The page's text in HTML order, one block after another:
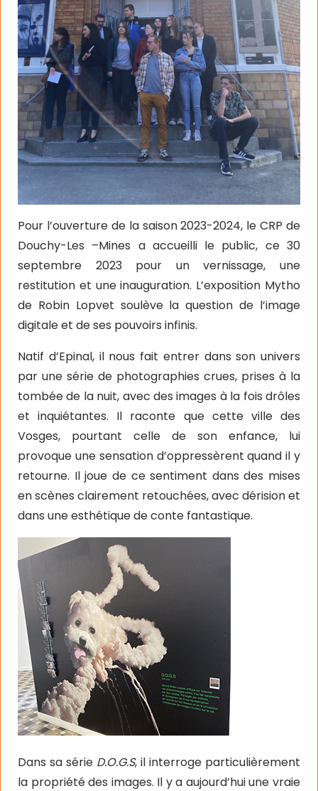
Pour l’ouverture de la saison 2023-2024, le CRP de
Douchy-Les –Mines a accueilli le public, ce 30
septembre 2023 pour un vernissage, une
restitution et une inauguration. L’exposition Mytho
de Robin Lopvet soulève la question de l’image
digitale et de ses pouvoirs infinis.
Natif d’Epinal, il nous fait entrer dans son univers
par une série de photographies crues, prises à la
tombée de la nuit, avec des images à la fois drôles
et inquiétantes. Il raconte que cette ville des
Vosges, pourtant celle de son enfance, lui
provoque une sensation d’oppressèrent quand il y
retourne. Il joue de ce sentiment dans des mises
en scènes clairement retouchées, avec dérision et
dans une esthétique de conte fantastique.
Dans sa série D.O.G.S, il interroge particulièrement
la propriété des images. Il y a aujourd’hui une vraie